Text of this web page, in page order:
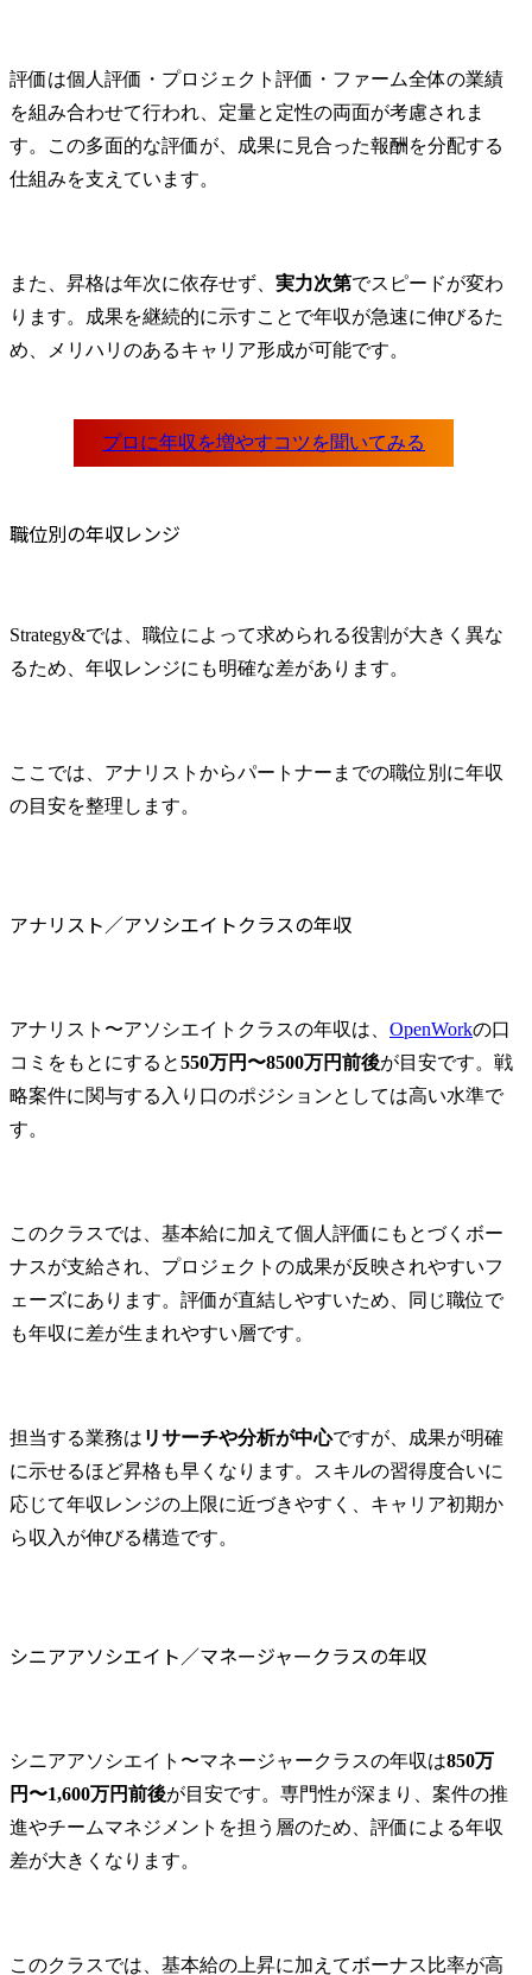
評価は個人評価・プロジェクト評価・ファーム全体の業績
を組み合わせて行われ、定量と定性の両面が考慮されま
す。この多面的な評価が、成果に見合った報酬を分配する
仕組みを支えています。
また、昇格は年次に依存せず、 実力次第でスピードが変わ
ります。成果を継続的に示すことで年収が急速に伸びるた
め、メリハリのあるキャリア形成が可能です。
職位別の年収レンジ
Strategy&では、職位によって求められる役割が大きく異な
るため、年収レンジにも明確な差があります。
ここでは、アナリストからパートナーまでの職位別に年収
の目安を整理します。
アナリスト／アソシエイトクラスの年収
アナリスト〜アソシエイトクラスの年収は、 OpenWorkの口
コミをもとにすると550万円〜8500万円前後が目安です。戦
略案件に関与する入り口のポジションとしては高い水準で
す。
このクラスでは、基本給に加えて個人評価にもとづくボー
ナスが支給され、プロジェクトの成果が反映されやすいフ
ェーズにあります。評価が直結しやすいため、同じ職位で
も年収に差が生まれやすい層です。
担当する業務は リサーチや分析が中心ですが、成果が明確
に示せるほど昇格も早くなります。スキルの習得度合いに
応じて年収レンジの上限に近づきやすく、キャリア初期か
ら収入が伸びる構造です。
シニアアソシエイト／マネージャークラスの年収
シニアアソシエイト〜マネージャークラスの年収は850万
円〜1,600万円前後が目安です。専門性が深まり、案件の推
進やチームマネジメントを担う層のため、評価による年収
差が大きくなります。
このクラスでは、基本給の上昇に加えてボーナス比率が高